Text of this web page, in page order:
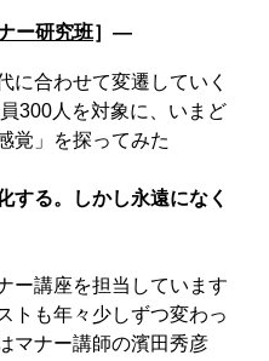
ー研究班］―
に合わせて変遷していく
300人を対象に、いまど
覚」を探ってみた
る。しかし永遠になく
ー講座を担当しています
トも年々少しずつ変わっ
マナー講師の濱田秀彦